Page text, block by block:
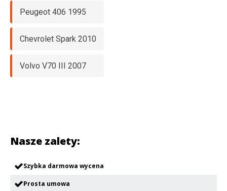
Peugeot 406 1995
Chevrolet Spark 2010
Volvo V70 III 2007
Nasze zalety:
Szybka darmowa wycena
Prosta umowa